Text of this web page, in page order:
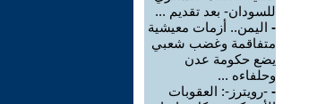
للسودان- بعد تقديم ...
- اليمن.. أزمات معيشية
متفاقمة وغضب شعبي
يضع حكومة عدن
وحلفاءه ...
- -رويترز-: العقوبات